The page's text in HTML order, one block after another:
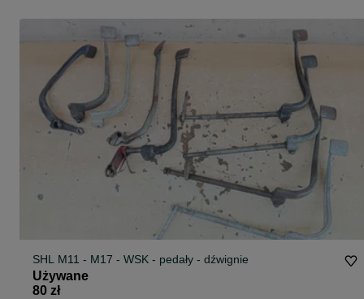
SHL M11 - M17 - WSK - pedały - dźwignie
Używane
80 zł